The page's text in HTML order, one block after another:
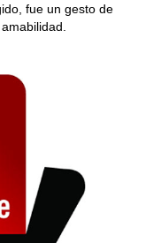
fue un gesto de